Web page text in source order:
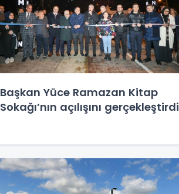
Başkan Yüce Ramazan Kitap
Sokağı’nın açılışını gerçekleştirdi